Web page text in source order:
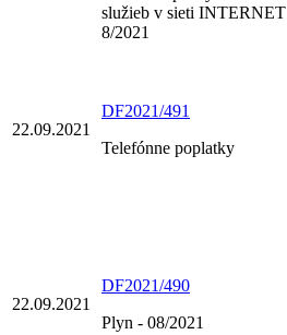
služieb v sieti INTERNET
8/2021
22.09.2021
DF2021/491
Telefónne poplatky
22.09.2021
DF2021/490
Plyn - 08/2021